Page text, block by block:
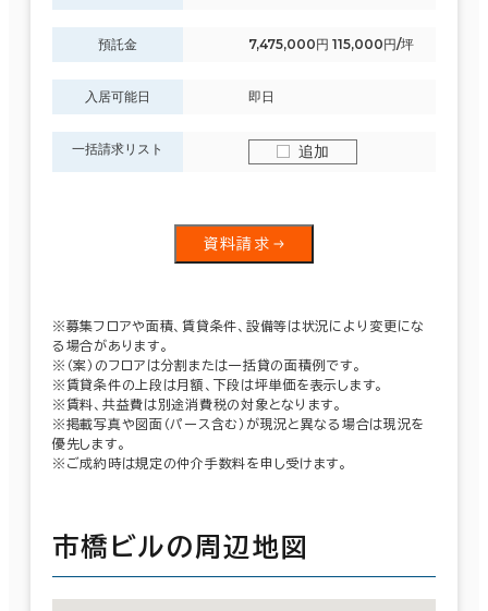
預託金 7,475,000円 115,000円/坪
入居可能日 即日
一括請求リスト 追加
資料請求
※募集フロアや面積、賃貸条件、設備等は状況により変更にな
る場合があります。
※（案）のフロアは分割または一括貸の面積例です。
※賃貸条件の上段は月額、下段は坪単価を表示します。
※賃料、共益費は別途消費税の対象となります。
※掲載写真や図面（パース含む）が現況と異なる場合は現況を
優先します。
※ご成約時は規定の仲介手数料を申し受けます。
市橋ビルの周辺地図